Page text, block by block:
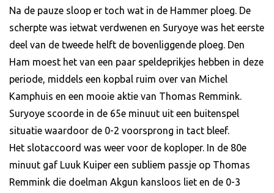
Na de pauze sloop er toch wat in de Hammer ploeg. De
scherpte was ietwat verdwenen en Suryoye was het eerste
deel van de tweede helft de bovenliggende ploeg. Den
Ham moest het van een paar speldeprikjes hebben in deze
periode, middels een kopbal ruim over van Michel
Kamphuis en een mooie aktie van Thomas Remmink.
Suryoye scoorde in de 65e minuut uit een buitenspel
situatie waardoor de 0-2 voorsprong in tact bleef.
Het slotaccoord was weer voor de koploper. In de 80e
minuut gaf Luuk Kuiper een subliem passje op Thomas
Remmink die doelman Akgun kansloos liet en de 0-3